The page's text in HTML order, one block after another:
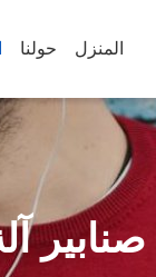
المنزل حولنا
صنابير